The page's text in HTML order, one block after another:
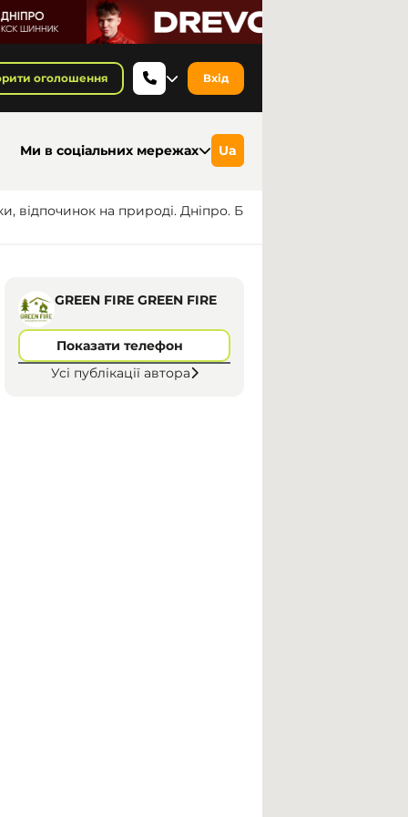
оголошення Вхід
Ми в соціальних мережах Ua
відпочинок на природі. Дніпро. Б
GREEN FIRE GREEN FIRE
Показати телефон
Усі публікації автора